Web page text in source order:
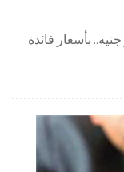
يطرح أذون خزانة بـ 43.5 مليار جنيه.. بأسعار فائدة